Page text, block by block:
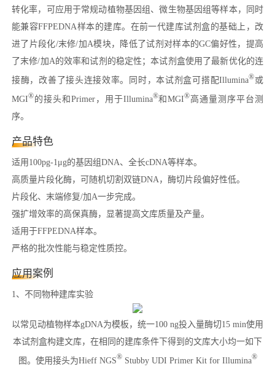
转化率，可应用于常规动植物基因组、微生物基因组等样本，同时
能兼容FFPEDNA样本的建库。在前一代建库试剂盒的基础上，改
进了片段化/末修/加A模块，降低了试剂对样本的GC偏好性，提高
了末修/加A的效率和试剂的稳定性；本试剂盒使用了最新优化的连
接酶，改善了接头连接效率。同时，本试剂盒可搭配Illumina®或
MGI®的接头和Primer，用于Illumina®和MGI®高通量测序平台测
序。
产品特色
适用100pg-1μg的基因组DNA、全长cDNA等样本。
高质量片段化酶，可随机切割双链DNA，酶切片段偏好性低。
片段化、末端修复/加A一步完成。
强扩增效率的高保真酶，显著提高文库质量及产量。
适用于FFPEDNA样本。
严格的批次性能与稳定性质控。
应用案例
1、不同物种建库实验
以常见动植物样本gDNA为模板，统一100 ng投入量酶切15 min使用
本试剂盒构建文库，在相同的建库条件下得到的文库大小均一如下
图。使用接头为Hieff NGS®Stubby UDI Primer Kit for Illumina®